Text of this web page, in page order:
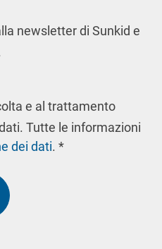
newsletter di Sunkid e
e al trattamento
Tutte le informazioni
dei dati. *